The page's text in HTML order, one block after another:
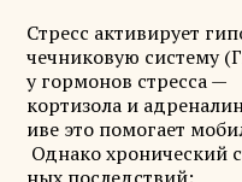
Стресс активирует
чечниковую систему
у гормонов стресса —
кортизола и
иве это помогает
Однако хронический